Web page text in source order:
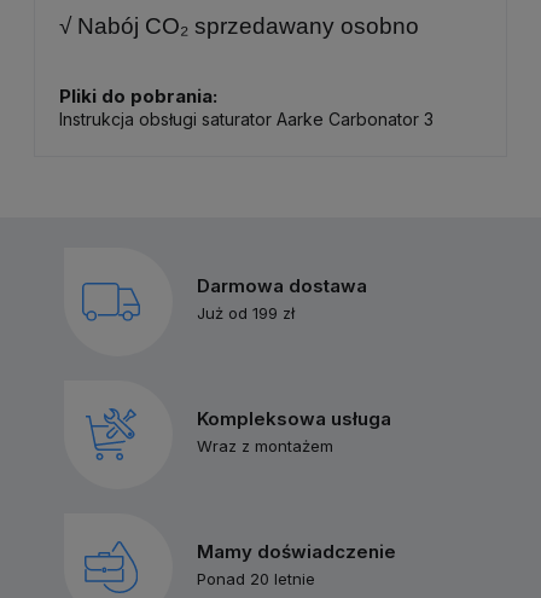
√ Nabój CO₂ sprzedawany osobno
Saturator do gazowania
wody Aarke Carbonator
Domowa woda
gazowana z
Pliki do pobrania:
Instrukcja obsługi saturator Aarke Carbonator 3
Darmowa dostawa
Już od 199 zł
Kompleksowa usługa
Wraz z montażem
Mamy doświadczenie
Ponad 20 letnie